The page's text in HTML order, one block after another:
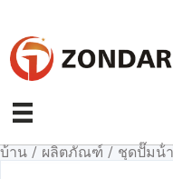
เนื้อหา
บ้าน / ผลิตภัณฑ์ / ชุดปั๊มน้ํ